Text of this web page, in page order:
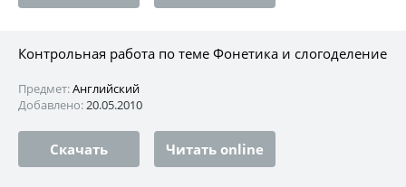
Контрольная работа по теме Фонетика и слогоделение
Предмет:Английский
Добавлено:20.05.2010
Скачать Читать online